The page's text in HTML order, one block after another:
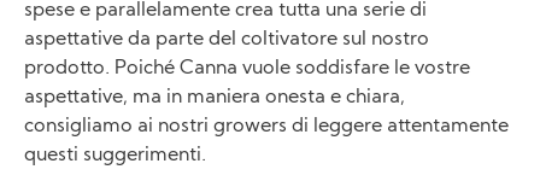
spese e parallelamente crea tutta una serie di
aspettative da parte del coltivatore sul nostro
prodotto. Poiché Canna vuole soddisfare le vostre
aspettative, ma in maniera onesta e chiara,
consigliamo ai nostri growers di leggere attentamente
questi suggerimenti.